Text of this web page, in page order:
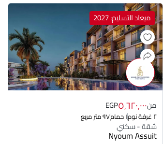
ميعاد التسليم: 2027
من٥٬٦٢٠٬٠٠٠EGP
٢ غرفة نوم ١ حمام ٩٧ متر مربع
شقة - سكني
Nyoum Assuit